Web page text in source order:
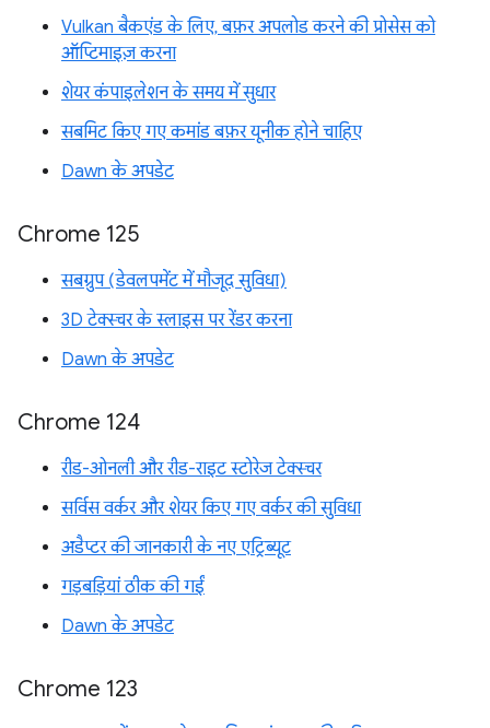
Vulkan बैकएंड के लिए, बफ़र अपलोड करने की प्रोसेस को
ऑप्टिमाइज़ करना
शेयर कंपाइलेशन के समय में सुधार
सबमिट किए गए कमांड बफ़र यूनीक होने चाहिए
Dawn के अपडेट
Chrome 125
सबग्रुप (डेवलपमेंट में मौजूद सुविधा)
3D टेक्स्चर के स्लाइस पर रेंडर करना
Dawn के अपडेट
Chrome 124
रीड-ओनली और रीड-राइट स्टोरेज टेक्स्चर
सर्विस वर्कर और शेयर किए गए वर्कर की सुविधा
अडैप्टर की जानकारी के नए एट्रिब्यूट
गड़बड़ियां ठीक की गईं
Dawn के अपडेट
Chrome 123